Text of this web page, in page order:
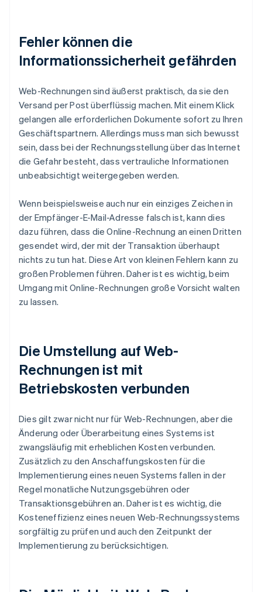
Fehler können die
Informationssicherheit gefährden
Web-Rechnungen sind äußerst praktisch, da sie den
Versand per Post überflüssig machen. Mit einem Klick
gelangen alle erforderlichen Dokumente sofort zu Ihren
Geschäftspartnern. Allerdings muss man sich bewusst
sein, dass bei der Rechnungsstellung über das Internet
die Gefahr besteht, dass vertrauliche Informationen
unbeabsichtigt weitergegeben werden.
Wenn beispielsweise auch nur ein einziges Zeichen in
der Empfänger-E-Mail-Adresse falsch ist, kann dies
dazu führen, dass die Online-Rechnung an einen Dritten
gesendet wird, der mit der Transaktion überhaupt
nichts zu tun hat. Diese Art von kleinen Fehlern kann zu
großen Problemen führen. Daher ist es wichtig, beim
Umgang mit Online-Rechnungen große Vorsicht walten
zu lassen.
Die Umstellung auf Web-
Rechnungen ist mit
Betriebskosten verbunden
Dies gilt zwar nicht nur für Web-Rechnungen, aber die
Änderung oder Überarbeitung eines Systems ist
zwangsläufig mit erheblichen Kosten verbunden.
Zusätzlich zu den Anschaffungskosten für die
Implementierung eines neuen Systems fallen in der
Regel monatliche Nutzungsgebühren oder
Transaktionsgebühren an. Daher ist es wichtig, die
Kosteneffizienz eines neuen Web-Rechnungssystems
sorgfältig zu prüfen und auch den Zeitpunkt der
Implementierung zu berücksichtigen.